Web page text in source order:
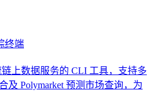
终端
链上数据服务的 CLI 工具，支持多
及 Polymarket 预测市场查询，为